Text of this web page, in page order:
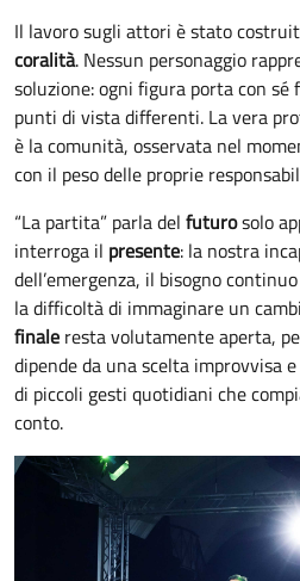
Il lavoro sugli attori è stato
coralità. Nessun personaggio
soluzione: ogni figura porta con
punti di vista differenti. La vera
è la comunità, osservata nel
con il peso delle proprie
“La partita” parla del futurosolo
interroga il presente: la nostra
dell’emergenza, il bisogno
la difficoltà di immaginare un
finale resta volutamente aperta,
dipende da una scelta improvvisa
di piccoli gesti quotidiani che
conto.